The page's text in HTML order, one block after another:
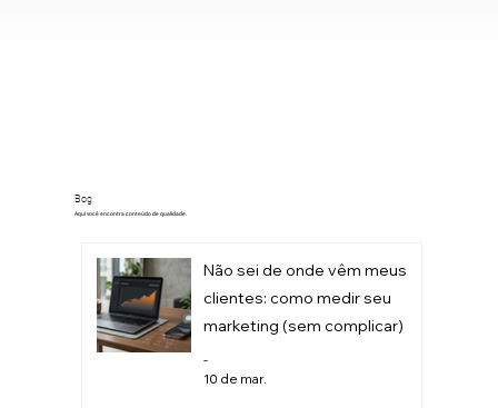
Blog
Aqui você encontra conteúdo de qualidade.
Não sei de onde vêm meus
clientes: como medir seu
marketing (sem complicar)
-
10 de mar.